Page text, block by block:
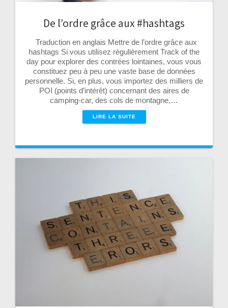
De l’ordre grâce aux #hashtags
Traduction en anglais Mettre de l’ordre grâce aux
hashtags Si vous utilisez régulièrement Track of the
day pour explorer des contrées lointaines, vous vous
constituez peu à peu une vaste base de données
personnelle. Si, en plus, vous importez des milliers de
POI (points d’intérêt) concernant des aires de
camping-car, des cols de montagne,…
LIRE LA SUITE